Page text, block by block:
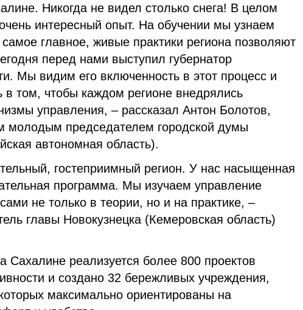
Никогда не видел столько снега! В целом
интересный опыт. На обучении мы узнаем
главное, живые практики региона позволяют
перед нами выступил губернатор
Мы видим его включенность в этот процесс и
в том, чтобы каждом регионе внедрялись
управления, – рассказал Антон Болотов,
молодым председателем городской думы
автономная область).
гостеприимный регион. У нас насыщенная
программа. Мы изучаем управление
не только в теории, но и на практике, –
главы Новокузнецка (Кемеровская область)
Сахалине реализуется более 800 проектов
и создано 32 бережливых учреждения,
максимально ориентированы на